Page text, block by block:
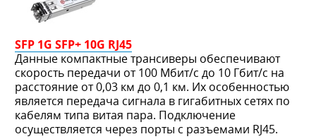
SFP 1G SFP+ 10G RJ45
Данные компактные трансиверы обеспечивают
скорость передачи от 100 Мбит/с до 10 Гбит/с на
расстояние от 0,03 км до 0,1 км. Их особенностью
является передача сигнала в гигабитных сетях по
кабелям типа витая пара. Подключение
осуществляется через порты с разъемами RJ45.